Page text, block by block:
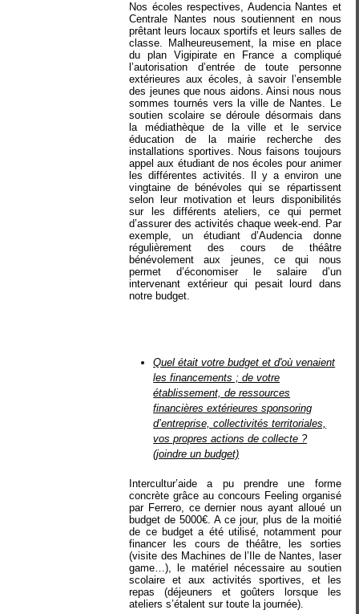
Nos écoles respectives, Audencia Nantes et
Centrale Nantes nous soutiennent en nous
prêtant leurs locaux sportifs et leurs salles de
classe. Malheureusement, la mise en place
du plan Vigipirate en France a compliqué
l’autorisation d’entrée de toute personne
extérieures aux écoles, à savoir l’ensemble
des jeunes que nous aidons. Ainsi nous nous
sommes tournés vers la ville de Nantes. Le
soutien scolaire se déroule désormais dans
la médiathèque de la ville et le service
éducation de la mairie recherche des
installations sportives. Nous faisons toujours
appel aux étudiant de nos écoles pour animer
les différentes activités. Il y a environ une
vingtaine de bénévoles qui se répartissent
selon leur motivation et leurs disponibilités
sur les différents ateliers, ce qui permet
d’assurer des activités chaque week-end. Par
exemple, un étudiant d’Audencia donne
régulièrement des cours de théâtre
bénévolement aux jeunes, ce qui nous
permet d’économiser le salaire d’un
intervenant extérieur qui pesait lourd dans
notre budget.
Quel était votre budget et d'où venaient
les financements ; de votre
établissement, de ressources
financières extérieures sponsoring
d’entreprise, collectivités territoriales,
vos propres actions de collecte ?
(joindre un budget)
Intercultur’aide a pu prendre une forme
concrète grâce au concours Feeling organisé
par Ferrero, ce dernier nous ayant alloué un
budget de 5000€. A ce jour, plus de la moitié
de ce budget a été utilisé, notamment pour
financer les cours de théâtre, les sorties
(visite des Machines de l’Ile de Nantes, laser
game…), le matériel nécessaire au soutien
scolaire et aux activités sportives, et les
repas (déjeuners et goûters lorsque les
ateliers s’étalent sur toute la journée).